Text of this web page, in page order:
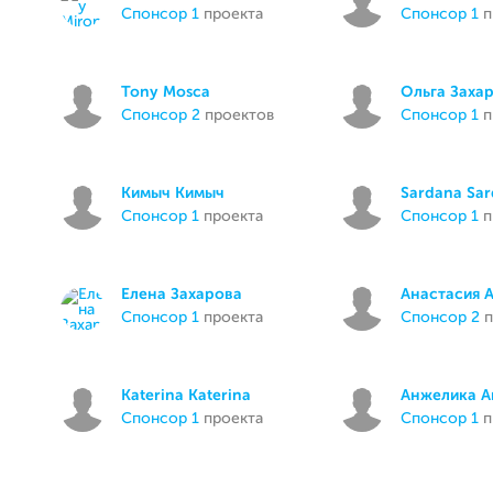
спонсор 1 проекта
спонсор 1
Tony Mosca
спонсор 2 проектов
Ольга
спонсор 1
Кимыч Кимыч
спонсор 1 проекта
Sardana
спонсор 1
Елена Захарова
спонсор 1 проекта
Анастасия
спонсор 2
Katerina Katerina
спонсор 1 проекта
Анжелика
спонсор 1